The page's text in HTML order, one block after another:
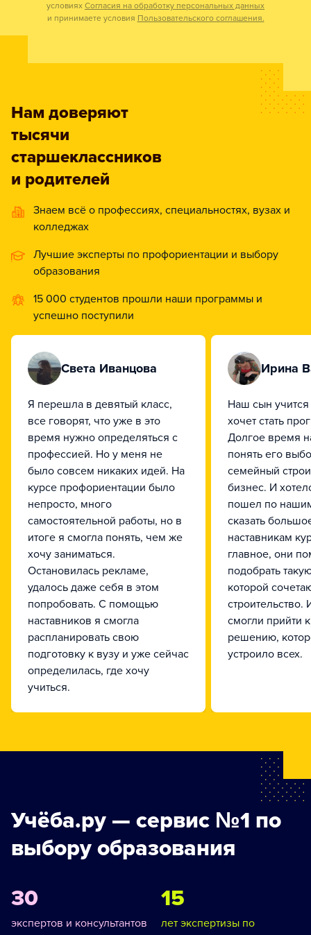
условиях Согласия на обработку персональных данных
и принимаете условия Пользовательского соглашения.
Нам доверяют
тысячи
старшеклассников
и родителей
Знаем всё о профессиях, специальностях, вузах и
колледжах
Лучшие эксперты по профориентации и выбору
образования
15 000 студентов прошли наши программы и
успешно поступили
Света Иванцова
Я перешла в девятый класс,
все говорят, что уже в это
время нужно определяться с
профессией. Но у меня не
было совсем никаких идей. На
курсе профориентации было
непросто, много
самостоятельной работы, но в
итоге я смогла понять, чем же
хочу заниматься.
Остановилась рекламе,
удалось даже себя в этом
попробовать. С помощью
наставников я смогла
распланировать свою
подготовку к вузу и уже сейчас
определилась, где хочу
учиться.
Ирина
Наш сын учится
хочет стать
Долгое время
понять его
семейный
бизнес. И
пошел по
сказать
наставникам
главное, они
подобрать
которой
смогли прийти
решению,
устроило всех.
Учёба.ру — сервис №1 по
выбору образования
30
экспертов и консультантов
15
лет экспертизы по